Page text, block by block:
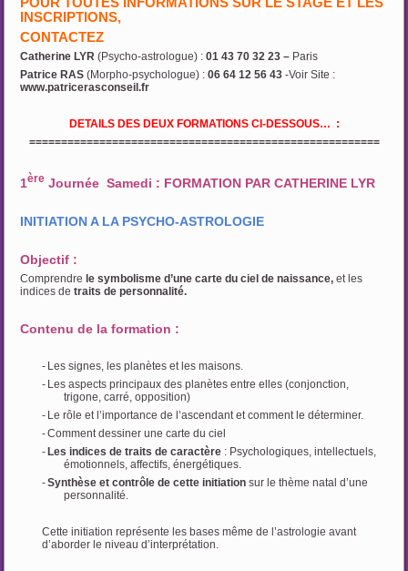
POUR TOUTES INFORMATIONS SUR LE STAGE ET LES
INSCRIPTIONS,
CONTACTEZ
Catherine LYR (Psycho-astrologue) : 01 43 70 32 23 – Paris
Patrice RAS (Morpho-psychologue) :06 64 12 56 43 -Voir Site :
www.patricerasconseil.fr
DETAILS DES DEUX FORMATIONS CI-DESSOUS… :
=======================================================
1ère Journée Samedi : FORMATION PAR CATHERINE LYR
INITIATION A LA PSYCHO-ASTROLOGIE
Objectif :
Comprendre le symbolisme d’une carte du ciel de naissance, et les
indices detraits de personnalité.
Contenu de la formation :
- Les signes, les planètes et les maisons.
- Les aspects principaux des planètes entre elles (conjonction,
trigone, carré, opposition)
- Le rôle et l’importance de l’ascendant et comment le déterminer.
-Comment dessiner une carte du ciel
- Les indices de traits de caractère : Psychologiques, intellectuels,
émotionnels, affectifs, énergétiques.
-Synthèse et contrôle de cette initiation sur le thème natal d’une
personnalité.
Cette initiation représente les bases même de l’astrologie avant
d’aborder le niveau d’interprétation.